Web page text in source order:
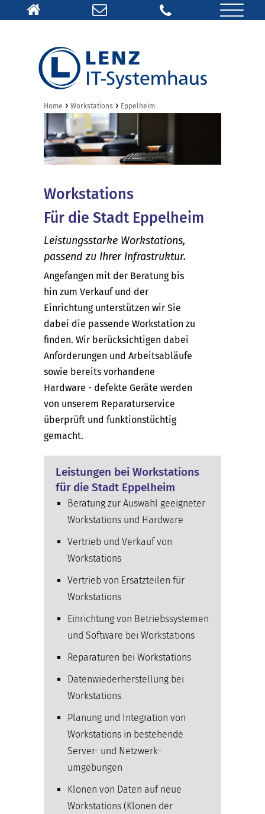
Home › Workstations › Eppelheim
Workstations
Für die Stadt Eppelheim
Leistungsstarke Workstations,
passend zu Ihrer Infrastruktur.
Angefangen mit der Beratung bis
hin zum Verkauf und der
Einrichtung unterstützen wir Sie
dabei die passende Workstation zu
finden. Wir berücksichtigen dabei
Anforderungen und Arbeitsabläufe
sowie bereits vorhandene
Hardware - defekte Geräte werden
von unserem Reparaturservice
überprüft und funktionstüchtig
gemacht.
Leistungen bei Workstations
für die Stadt Eppelheim
Beratung zur Auswahl geeigneter
Workstations und Hardware
Vertrieb und Verkauf von
Workstations
Vertrieb von Ersatzteilen für
Workstations
Einrichtung von Betriebssystemen
und Software bei Workstations
Reparaturen bei Workstations
Datenwiederherstellung bei
Workstations
Planung und Integration von
Workstations in bestehende
Server- und Netzwerk­
umgebungen
Klonen von Daten auf neue
Workstations (Klonen der